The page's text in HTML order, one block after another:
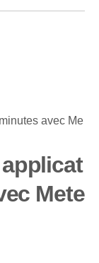
Mete